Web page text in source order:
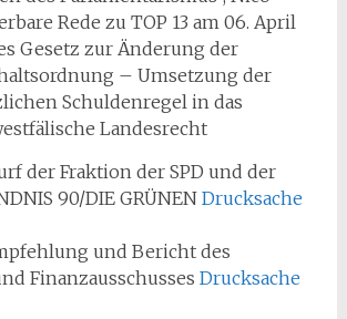
Rede zu TOP 13 am 06. April
Gesetz zur Änderung der
– Umsetzung der
Schuldenregel in das
Landesrecht
der Fraktion der SPD und der
90/DIE GRÜNEN Drucksache
und Bericht des
Finanzausschusses Drucksache